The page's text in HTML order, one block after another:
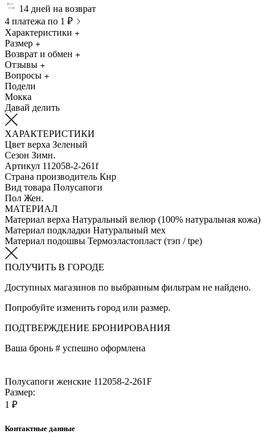
14 дней на возврат
4 платежа по 1 ₽
Характеристики
Размер
Возврат и обмен
Отзывы
Вопросы
Подели
Мокка
Давай делить
ХАРАКТЕРИСТИКИ
Цвет верха Зеленый
Сезон Зимн.
Артикул 112058-2-261f
Страна производитель Кнр
Вид товара Полусапоги
Пол Жен.
МАТЕРИАЛ
Материал верха Натуральный велюр (100% натуральная кожа)
Материал подкладки Натуральный мех
Материал подошвы Термоэластопласт (тэп / tpe)
ПОЛУЧИТЬ В ГОРОДЕ
Доступных магазинов по выбранным фильтрам не найдено.
Попробуйте изменить город или размер.
ПОДТВЕРЖДЕНИЕ БРОНИРОВАНИЯ
Ваша бронь # успешно оформлена
Полусапоги женские 112058-2-261F
Размер:
1 ₽
Контактные данные